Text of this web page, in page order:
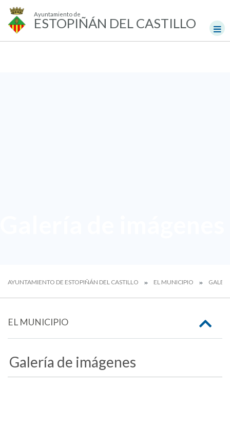
Ayuntamiento de
ESTOPIÑÁN DEL CASTILLO
AYUNTAMIENTO DE ESTOPIÑÁN DEL CASTILLO EL MUNICIPIO
EL MUNICIPIO
Galería de imágenes